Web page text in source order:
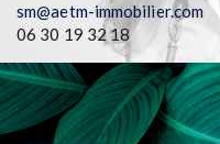
sm@aetm-immobilier.com
06 30 19 32 18